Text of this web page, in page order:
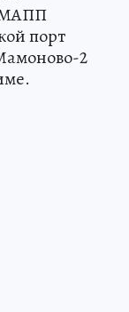
МАПП
порт
2